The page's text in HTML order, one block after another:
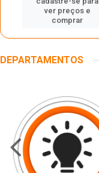
ver preços e
comprar
DEPARTAMENTOS